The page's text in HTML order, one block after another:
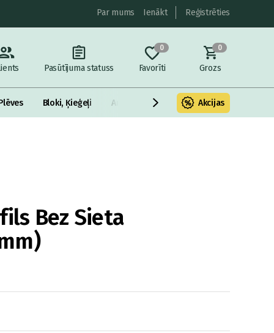
Par mums Ienākt Reģistrēties
Pasūtījuma statuss
0
Favorīti
0
Grozs
Bloki, Ķieģeļi Armatūra un metāls Fasādes
Akcijas
Bez Sieta